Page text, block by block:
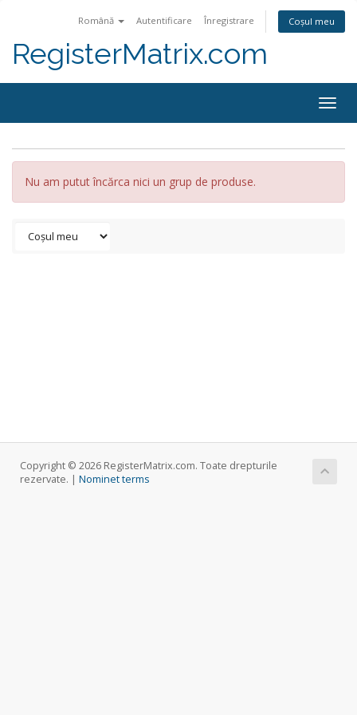
Română Autentificare Înregistrare Coșul meu
RegisterMatrix.com
Nu am putut încărca nici un grup de produse.
Copyright © 2026 RegisterMatrix.com. Toate drepturile
rezervate. | Nominet terms